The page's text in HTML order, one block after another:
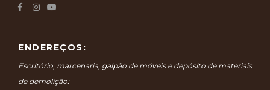
ENDEREÇOS:
Escritório, marcenaria, galpão de móveis e depósito de materiais
de demolição: